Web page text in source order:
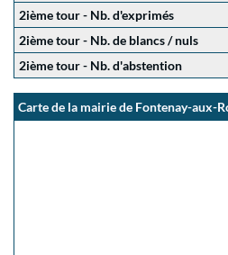
2ième tour - Nb. d'exprimés
2ième tour - Nb. de blancs / nuls
2ième tour - Nb. d'abstention
Carte de la mairie de Fontenay-aux-